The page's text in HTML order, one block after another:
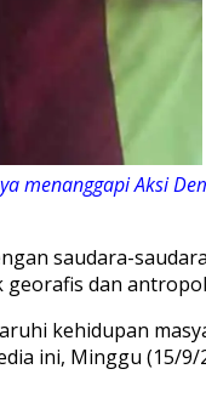
menanggapi Aksi
saudara-
dan
kehidupan
ini, Minggu (15/